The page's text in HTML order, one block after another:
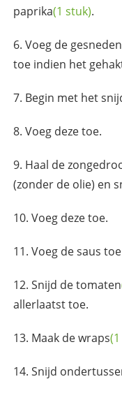
paprika(1 stuk).
Voeg de
toe indien het
Begin met het
Voeg deze toe.
Haal de
(zonder de olie) en
Voeg deze toe.
Voeg de saus
Snijd detomaten
allerlaatst toe.
Maak dewraps
Snijd